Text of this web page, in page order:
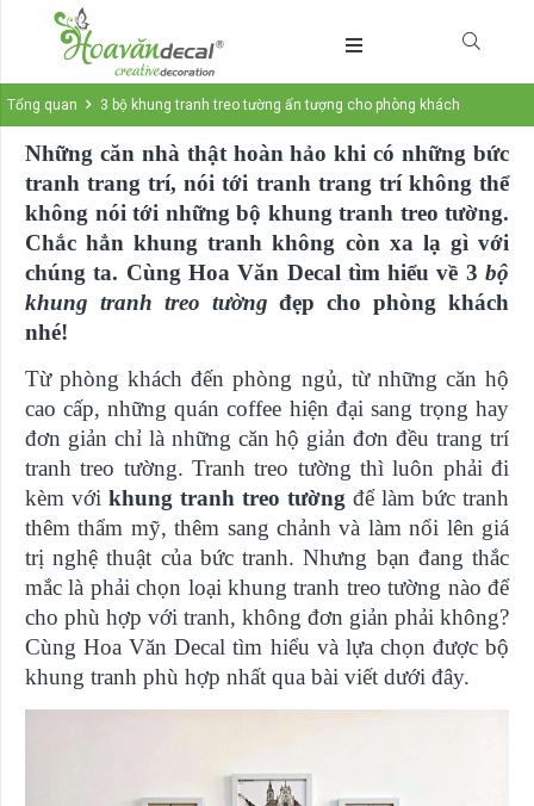
Tổng quan 3 bộ khung tranh treo tường ấn tượng cho phòng khách
Những căn nhà thật hoàn hảo khi có những bức
tranh trang trí, nói tới tranh trang trí không thể
không nói tới những bộ khung tranh treo tường.
Chắc hẳn khung tranh không còn xa lạ gì với
chúng ta. Cùng Hoa Văn Decal tìm hiểu về 3 bộ
khung tranh treo tường đẹp cho phòng khách
nhé!
Từ phòng khách đến phòng ngủ, từ những căn hộ
cao cấp, những quán coffee hiện đại sang trọng hay
đơn giản chỉ là những căn hộ giản đơn đều trang trí
tranh treo tường. Tranh treo tường thì luôn phải đi
kèm với khung tranh treo tường để làm bức tranh
thêm thẩm mỹ, thêm sang chảnh và làm nổi lên giá
trị nghệ thuật của bức tranh. Nhưng bạn đang thắc
mắc là phải chọn loại khung tranh treo tường nào để
cho phù hợp với tranh, không đơn giản phải không?
Cùng Hoa Văn Decal tìm hiểu và lựa chọn được bộ
khung tranh phù hợp nhất qua bài viết dưới đây.